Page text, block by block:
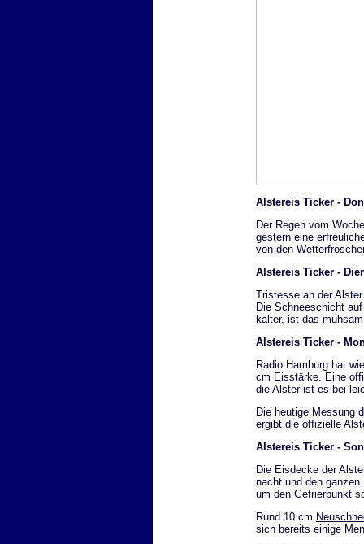
Alstereis Ticker -
Der Regen vom
gestern eine
von den
Alstereis Ticker -
Tristesse an der
Die Schneeschicht
kälter, ist das
Alstereis Ticker -
Radio Hamburg hat
cm Eisstärke. Eine
die Alster ist es bei
Die heutige Messung
ergibt die offizielle
Alstereis Ticker -
Die Eisdecke der
nacht und den
um den Gefrierpunkt
Rund 10 cm
sich bereits einige